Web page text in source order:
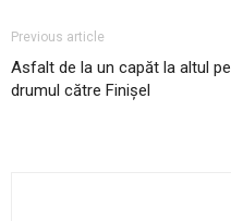
Previous article
Asfalt de la un capăt la altul pe
drumul către Finișel